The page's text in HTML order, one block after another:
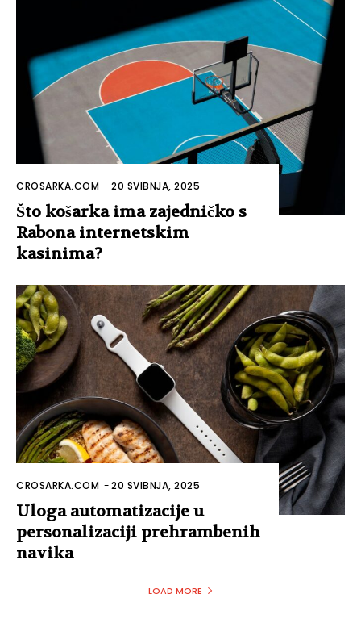
CROSARKA.COM -20 SVIBNJA, 2025
Što košarka ima zajedničko s
Rabona internetskim
kasinima?
CROSARKA.COM -20 SVIBNJA, 2025
Uloga automatizacije u
personalizaciji prehrambenih
navika
LOAD MORE